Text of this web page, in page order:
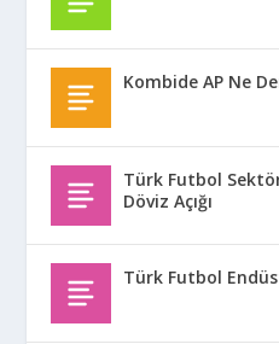
Kombide AP Ne
Türk Futbol
Döviz Açığı
Türk Futbol